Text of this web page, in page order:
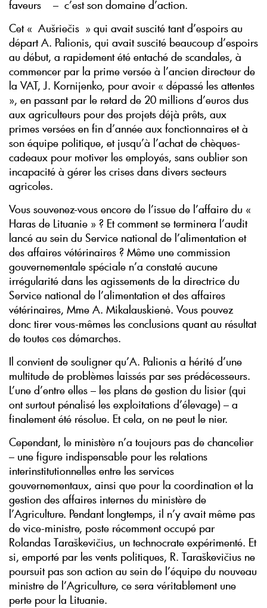
faveurs – c’est son domaine d’action.
Cet « Aušriečis » qui avait suscité tant d’espoirs au
départ A. Palionis, qui avait suscité beaucoup d’espoirs
au début, a rapidement été entaché de scandales, à
commencer par la prime versée à l’ancien directeur de
la VAT, J. Kornijenko, pour avoir « dépassé les attentes
», en passant par le retard de 20 millions d’euros dus
aux agriculteurs pour des projets déjà prêts, aux
primes versées en fin d’année aux fonctionnaires et à
son équipe politique, et jusqu’à l’achat de chèques-
cadeaux pour motiver les employés, sans oublier son
incapacité à gérer les crises dans divers secteurs
agricoles.
Vous souvenez-vous encore de l’issue de l’affaire du «
Haras de Lituanie » ? Et comment se terminera l’audit
lancé au sein du Service national de l’alimentation et
des affaires vétérinaires ? Même une commission
gouvernementale spéciale n’a constaté aucune
irrégularité dans les agissements de la directrice du
Service national de l’alimentation et des affaires
vétérinaires, Mme A. Mikalauskienė. Vous pouvez
donc tirer vous-mêmes les conclusions quant au résultat
de toutes ces démarches.
Il convient de souligner qu’A. Palionis a hérité d’une
multitude de problèmes laissés par ses prédécesseurs.
L’une d’entre elles – les plans de gestion du lisier (qui
ont surtout pénalisé les exploitations d’élevage) – a
finalement été résolue. Et cela, on ne peut le nier.
Cependant, le ministère n’a toujours pas de chancelier
– une figure indispensable pour les relations
interinstitutionnelles entre les services
gouvernementaux, ainsi que pour la coordination et la
gestion des affaires internes du ministère de
l’Agriculture. Pendant longtemps, il n’y avait même pas
de vice-ministre, poste récemment occupé par
Rolandas Taraškevičius, un technocrate expérimenté. Et
si, emporté par les vents politiques, R. Taraškevičius ne
poursuit pas son action au sein de l’équipe du nouveau
ministre de l’Agriculture, ce sera véritablement une
perte pour la Lituanie.